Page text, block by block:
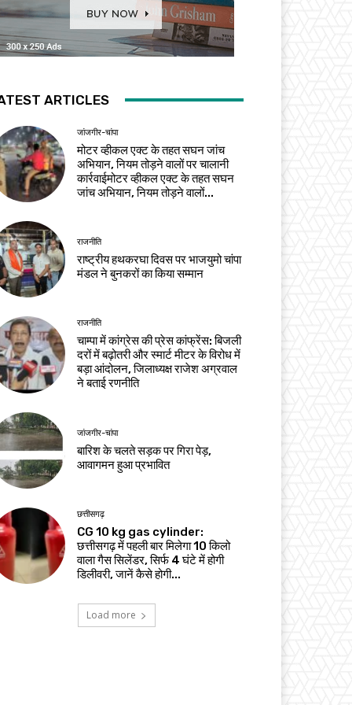
ARTICLES
जांजगीर-चांपा
मोटर व्हीकल एक्ट के तहत सघन जांच
अभियान, नियम तोड़ने वालों पर चालानी
कार्रवाईमोटर व्हीकल एक्ट के तहत सघन
जांच अभियान, नियम तोड़ने वालों...
राजनीति
राष्ट्रीय हथकरघा दिवस पर भाजयुमो चांपा
मंडल ने बुनकरों का किया सम्मान
राजनीति
चाम्पा में कांग्रेस की प्रेस कांफ्रेंस: बिजली
दरों में बढ़ोतरी और स्मार्ट मीटर के विरोध में
बड़ा आंदोलन, जिलाध्यक्ष राजेश अग्रवाल
ने बताई रणनीति
जांजगीर-चांपा
बारिश के चलते सड़क पर गिरा पेड़,
आवागमन हुआ प्रभावित
छत्तीसगढ़
CG 10 kg gas cylinder:
छत्तीसगढ़ में पहली बार मिलेगा 10 किलो
वाला गैस सिलेंडर, सिर्फ 4 घंटे में होगी
डिलीवरी, जानें कैसे होगी...
Load more